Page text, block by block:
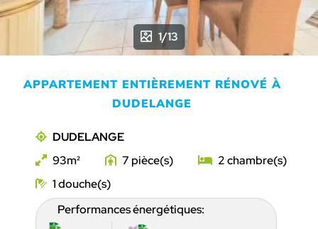
1/13
APPARTEMENT ENTIÈREMENT RÉNOVÉ À
DUDELANGE
DUDELANGE
93
7
2
1
Performances énergétiques: